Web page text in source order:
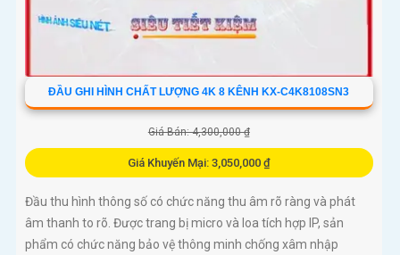
ĐẦU GHI HÌNH CHẤT LƯỢNG 4K 8 KÊNH KX-C4K8108SN3
Giá Bán: 4,300,000 ₫
Giá Khuyến Mại: 3,050,000 ₫
Đầu thu hình thông số có chức năng thu âm rõ ràng và phát
âm thanh to rõ. Được trang bị micro và loa tích hợp IP, sản
phẩm có chức năng bảo vệ thông minh chống xâm nhập